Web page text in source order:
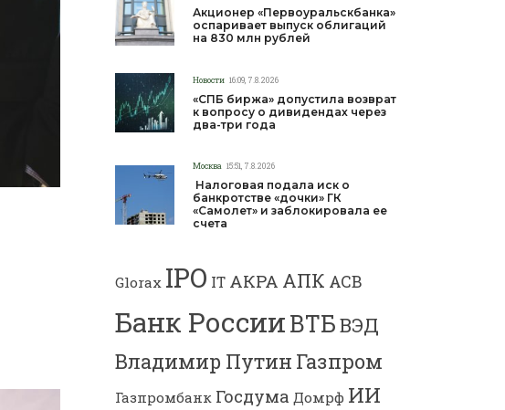
Акционер «Первоуральскбанка»
оспаривает выпуск облигаций
на 830 млн рублей
Новости 16:09, 7.8.2026
«СПБ биржа» допустила возврат
к вопросу о дивидендах через
два-три года
Москва 15:51, 7.8.2026
Налоговая подала иск о
банкротстве «дочки» ГК
«Самолет» и заблокировала ее
счета
Glorax IPO IT АКРА АПК АСВ
Банк РоссииВТБВЭД
Владимир Путин Газпром
Газпромбанк Госдума Домрф ИИ